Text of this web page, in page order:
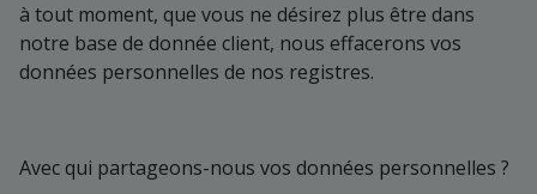
à tout moment, que vous ne désirez plus être dans
notre base de donnée client, nous effacerons vos
données personnelles de nos registres.
Avec qui partageons-nous vos données personnelles ?